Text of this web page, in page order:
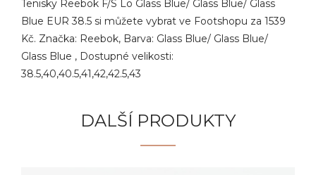
Tenisky Reebok F/S Lo Glass Blue/ Glass Blue/ Glass
Blue EUR 38.5 si můžete vybrat ve Footshopu za 1539
Kč. Značka: Reebok, Barva: Glass Blue/ Glass Blue/
Glass Blue , Dostupné velikosti:
38.5,40,40.5,41,42,42.5,43
DALŠÍ PRODUKTY